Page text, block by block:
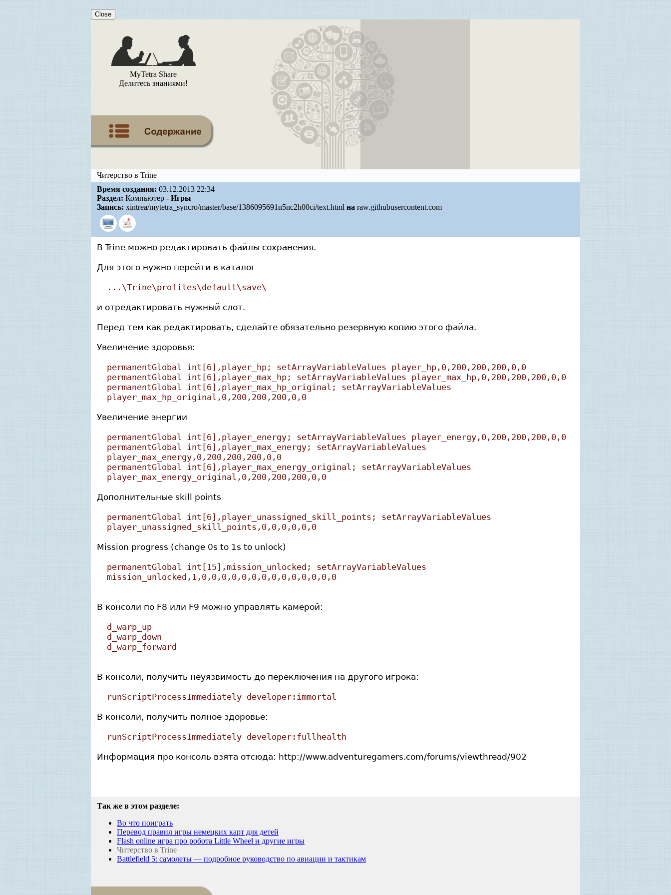
Close
MyTetra Share
Делитесь знаниями!
Читерство в Trine
Время создания: 03.12.2013 22:34
Раздел: Компьютер - Игры
Запись: xintrea/mytetra_syncro/master/base/1386095691n5nc2h00ci/text.html на raw.githubusercontent.com
В Trine можно редактировать файлы сохранения.
Для этого нужно перейти в каталог
...\Trine\profiles\default\save\
и отредактировать нужный слот.
Перед тем как редактировать, сделайте обязательно резервную копию этого файла.
Увеличение здоровья:
permanentGlobal int[6],player_hp; setArrayVariableValues player_hp,0,200,200,200,0,0
permanentGlobal int[6],player_max_hp; setArrayVariableValues player_max_hp,0,200,200,200,0,0
permanentGlobal int[6],player_max_hp_original; setArrayVariableValues
player_max_hp_original,0,200,200,200,0,0
Увеличение энергии
permanentGlobal int[6],player_energy; setArrayVariableValues player_energy,0,200,200,200,0,0
permanentGlobal int[6],player_max_energy; setArrayVariableValues
player_max_energy,0,200,200,200,0,0
permanentGlobal int[6],player_max_energy_original; setArrayVariableValues
player_max_energy_original,0,200,200,200,0,0
Дополнительные skill points
permanentGlobal int[6],player_unassigned_skill_points; setArrayVariableValues
player_unassigned_skill_points,0,0,0,0,0,0
Mission progress (change 0s to 1s to unlock)
permanentGlobal int[15],mission_unlocked; setArrayVariableValues
mission_unlocked,1,0,0,0,0,0,0,0,0,0,0,0,0,0,0
В консоли по F8 или F9 можно управлять камерой:
d_warp_up
d_warp_down
d_warp_forward
В консоли, получить неуязвимость до переключения на другого игрока:
runScriptProcessImmediately developer:immortal
В консоли, получить полное здоровье:
runScriptProcessImmediately developer:fullhealth
Информация про консоль взята отсюда: http://www.adventuregamers.com/forums/viewthread/902
Так же в этом разделе:
Во что поиграть
Перевод правил игры немецких карт для детей
Flash online игра про робота Little Wheel и другие игры
Читерство в Trine
Battlefield 5: самолеты — подробное руководство по авиации и тактикам